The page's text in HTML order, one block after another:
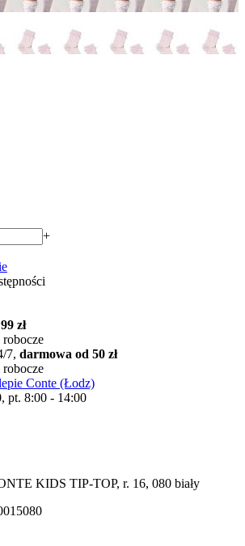
+
zł
7, darmowa od 50 zł
Conte (Łodz)
pt. 8:00 - 14:00
KIDS TIP-TOP, r. 16, 080 biały